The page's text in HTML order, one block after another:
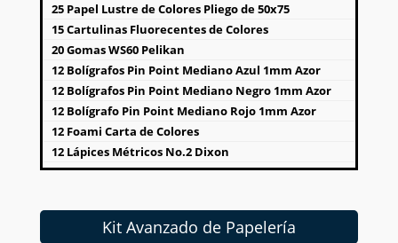
25 Papel Lustre de Colores Pliego de 50x75
15 Cartulinas Fluorecentes de Colores
20 Gomas WS60 Pelikan
12 Bolígrafos Pin Point Mediano Azul 1mm Azor
12 Bolígrafos Pin Point Mediano Negro 1mm Azor
12 Bolígrafo Pin Point Mediano Rojo 1mm Azor
12 Foami Carta de Colores
12 Lápices Métricos No.2 Dixon
12 Lápices Triangular Black Peps Maped
10 Metros de Contac Transparente Escrimex
10 Lápices Duo Grafito/Rojo Smart
Kit Avanzado de Papelería